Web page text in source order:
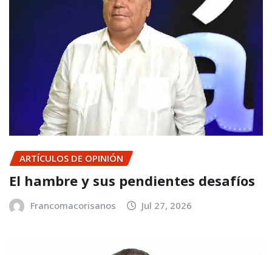
ARTÍCULOS DE OPINIÓN
El hambre y sus pendientes desafíos
Francomacorisanos Jul 27, 2026